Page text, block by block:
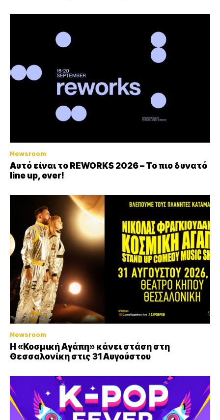
Newsroom
Αυτό είναι το REWORKS 2026 – Το πιο δυνατό
line up, ever!
Newsroom
Η «Κοσμική Αγάπη» κάνει στάση στη
Θεσσαλονίκη στις 31 Αυγούστου